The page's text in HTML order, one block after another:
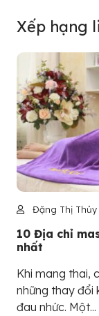
Xếp hạng
Đặng Thị Thủy
10 Địa chỉ
nhất
Khi mang thai,
những thay đổi
đau nhức. Một...